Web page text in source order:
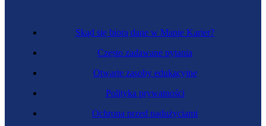
Skąd się biorą dane w Mapie Karier?
Często zadawane pytania
Otwarte zasoby edukacyjne
Polityka prywatności
Ochrona przed nadużyciami